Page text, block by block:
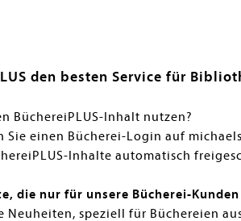
den besten Service für
BüchereiPLUS-Inhalt nutzen?
Sie einen Bücherei-Login auf
Inhalte automatisch
die nur für unsere Bücherei-
Neuheiten, speziell für Büchereien
ein renomiertes College, welches
bleiben und sich ihren Traum von
das den Ruf der Beaufort Familie